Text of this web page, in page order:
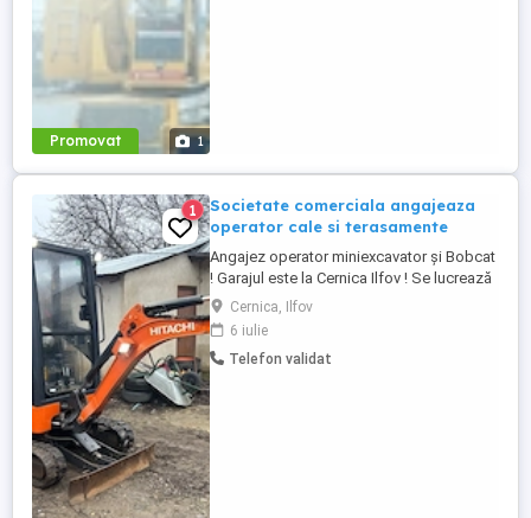
Promovat 1
1
Societate comerciala angajeaza
operator cale si terasamente
Angajez operator miniexcavator și Bobcat
! Garajul este la Cernica Ilfov ! Se lucrează
la program în București și Ilfov !
OBLIGATORIU PERMIS CATEGORIA B.
Salariu se negociază după proba de lucru
!
Cernica, Ilfov
6 iulie
Telefon validat